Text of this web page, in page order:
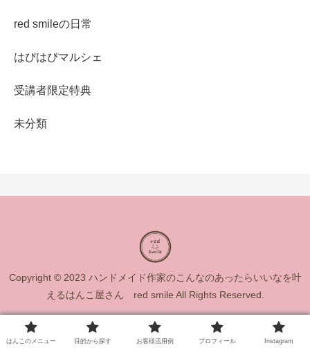
red smileの日常
はぴはぴマルシェ
受講者限定特典
未分類
Copyright © 2023 ハンドメイド作家のこんなのあったらいいなを叶
えるはんこ屋さん red smile All Rights Reserved.
はんこのメニュー 目的から探す お客様活用例 プロフィール Instagram